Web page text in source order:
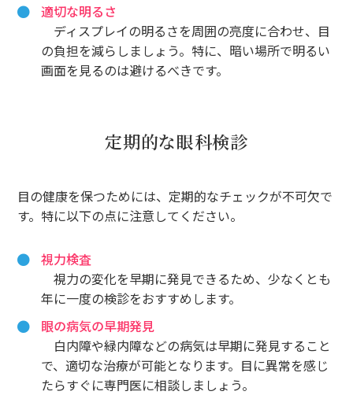
適切な明るさ
ディスプレイの明るさを周囲の亮度に合わせ、目
の負担を減らしましょう。特に、暗い場所で明るい
画面を見るのは避けるべきです。
定期的な眼科検診
目の健康を保つためには、定期的なチェックが不可欠で
す。特に以下の点に注意してください。
視力検査
視力の変化を早期に発見できるため、少なくとも
年に一度の検診をおすすめします。
眼の病気の早期発見
白内障や緑内障などの病気は早期に発見すること
で、適切な治療が可能となります。目に異常を感じ
たらすぐに専門医に相談しましょう。